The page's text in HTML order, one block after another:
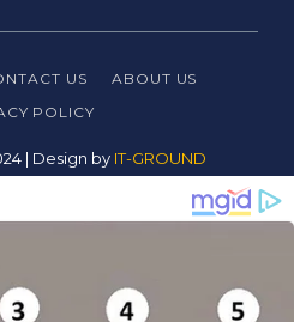
US
ABOUT US
POLICY
| Design byIT-GROUND